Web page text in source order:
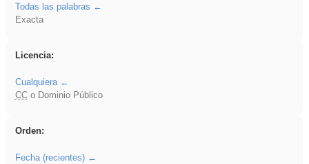
Todas las palabras
Exacta
Licencia:
Cualquiera
CCo Dominio Público
Orden:
Fecha (recientes)